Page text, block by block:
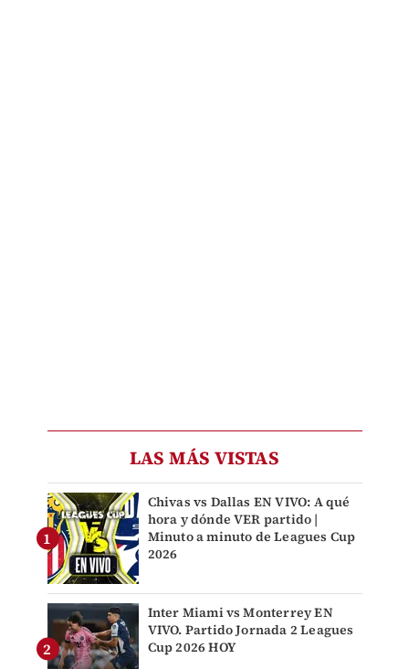
LAS MÁS VISTAS
Chivas vs Dallas EN VIVO: A qué
hora y dónde VER partido |
Minuto a minuto de Leagues Cup
2026
Inter Miami vs Monterrey EN
VIVO. Partido Jornada 2 Leagues
Cup 2026 HOY